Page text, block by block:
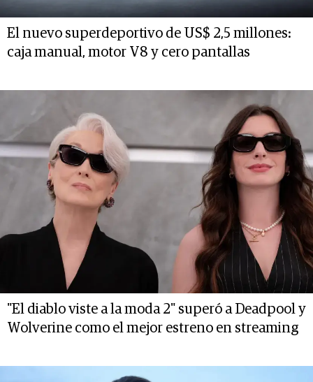
El nuevo superdeportivo de US$ 2,5 millones:
caja manual, motor V8 y cero pantallas
"El diablo viste a la moda 2" superó a Deadpool y
Wolverine como el mejor estreno en streaming